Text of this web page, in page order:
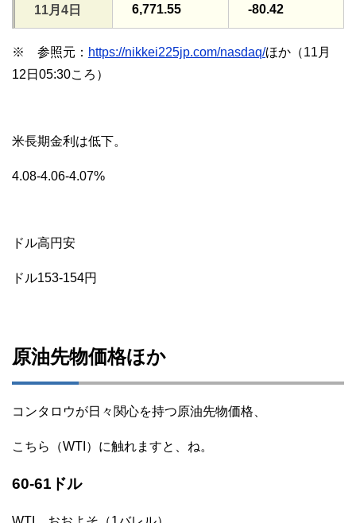
11月4日 6,771.55 -80.42
※ 参照元： https://nikkei225jp.com/nasdaq/ほか（11月
12日05:30ころ）
米長期金利は低下。
4.08-4.06-4.07%
ドル高円安
ドル153-154円
原油先物価格ほか
コンタロウが日々関心を持つ原油先物価格、
こちら（WTI）に触れますと、ね。
60-61ドル